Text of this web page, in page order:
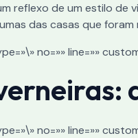
reflexo de um estilo
das casas que
no=»» line=»»
no=»» line=»»